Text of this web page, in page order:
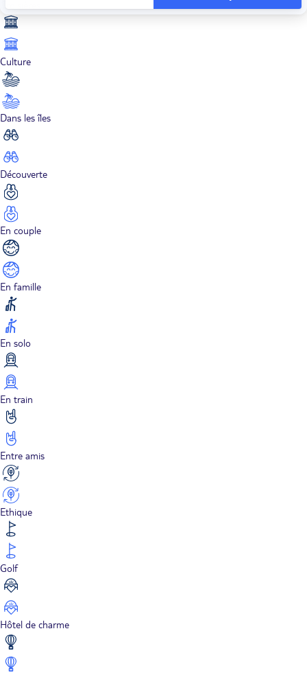
Culture
Dans les îles
Découverte
En couple
En famille
En solo
En train
Entre amis
Ethique
Golf
Hôtel de charme